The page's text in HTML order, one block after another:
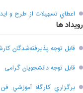
اعطاي تسهيلات از طرح و
رویداد ها
قابل توجه پذیرفته‌شدگان کارشناسی ارشد سال
قابل توجه دانشجویان گرامی